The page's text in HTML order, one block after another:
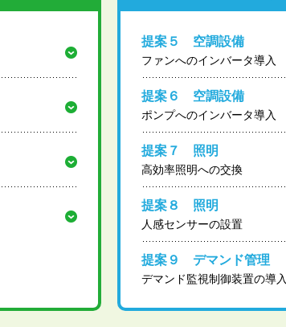
提案５ 空調設備
ファンへのインバータ導入
提案６ 空調設備
ポンプへのインバータ導入
提案７ 照明
高効率照明への交換
提案８ 照明
人感センサーの設置
提案９ デマンド管理
デマンド監視制御装置の導入